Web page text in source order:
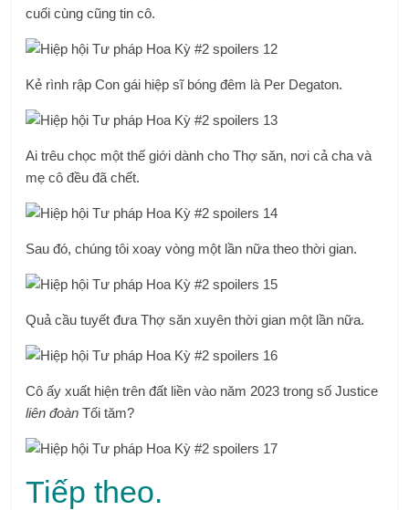
cuối cùng cũng tin cô.
Kẻ rình rập Con gái hiệp sĩ bóng đêm là Per Degaton.
Ai trêu chọc một thế giới dành cho Thợ săn, nơi cả cha và
mẹ cô đều đã chết.
Sau đó, chúng tôi xoay vòng một lần nữa theo thời gian.
Quả cầu tuyết đưa Thợ săn xuyên thời gian một lần nữa.
Cô ấy xuất hiện trên đất liền vào năm 2023 trong số Justice
liên đoàn Tối tăm?
Tiếp theo.